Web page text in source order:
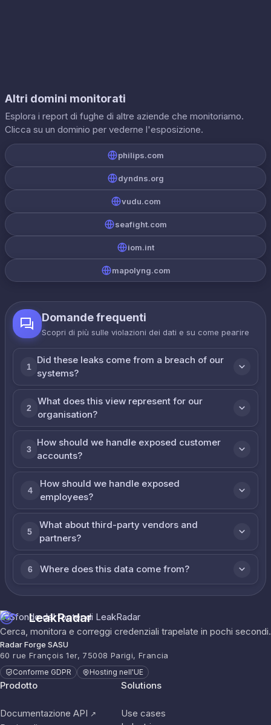
Altri domini monitorati
Esplora i report di fughe di altre aziende che monitoriamo.
Clicca su un dominio per vederne l'esposizione.
philips.com
dyndns.org
vudu.com
seafight.com
iom.int
mapolyng.com
Domande frequenti
Scopri di più sulle violazioni dei dati e su come реагire
1
Did these leaks come from a breach of our
systems?
2
What does this view represent for our
organisation?
3
How should we handle exposed customer
accounts?
4
How should we handle exposed
employees?
5
What about third-party vendors and
partners?
6 Where does this data come from?
LeakRadar
Cerca, monitora e correggi credenziali trapelate in pochi secondi.
Radar Forge SASU
60 rue François 1er, 75008 Parigi, Francia
Conforme GDPR Hosting nell'UE
Prodotto
Documentazione API ↗
Solutions
Use cases